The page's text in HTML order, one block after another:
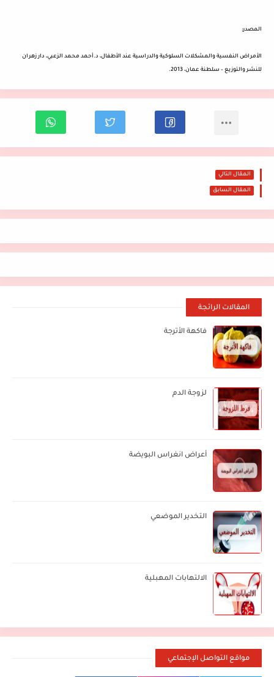
المصدر:
الأمراض النفسية والمشكلات السلوكية والدراسية عند الأطفال، د.أحمد محمد الزعبي، دار زهران
للنشر والتوزيع – سلطنة عمان، 2013.
المقال التالي
المقال السابق
المقالات الرائجة
فاكهة الأترجة
لزوجة الدم
أعراض انغراس البويضة
التخدير الموضعي
الالتهابات المهبلية
مواقع التواصل الإجتماعي